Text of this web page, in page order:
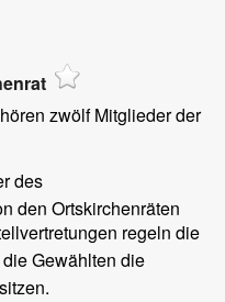
zwölf Mitglieder der
des
den Ortskirchenräten
regeln die
Gewählten die